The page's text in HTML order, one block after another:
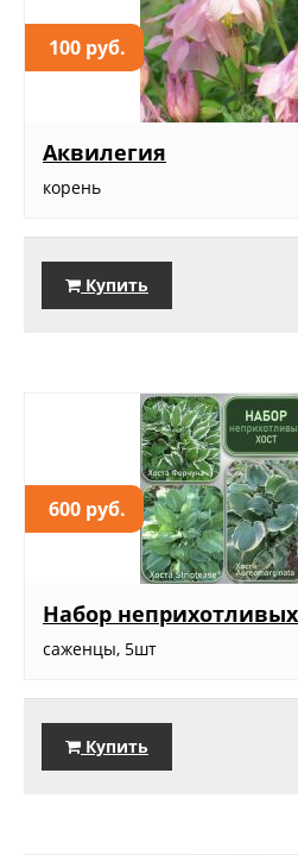
100 руб.
Аквилегия
корень
Купить
600 руб.
Набор неприхотливых
саженцы, 5шт
Купить